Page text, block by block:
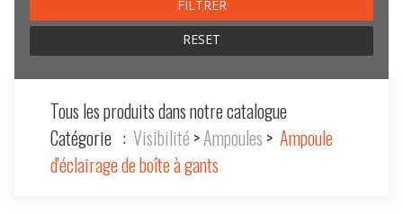
RESET
Tous les produits dans notre catalogue
Catégorie : Visibilité >Ampoules > Ampoule
d'éclairage de boîte à gants